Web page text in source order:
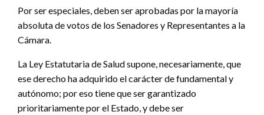
Por ser especiales, deben ser aprobadas por la mayoría
absoluta de votos de los Senadores y Representantes a la
Cámara.
La Ley Estatutaria de Salud supone, necesariamente, que
ese derecho ha adquirido el carácter de fundamental y
autónomo; por eso tiene que ser garantizado
prioritariamente por el Estado, y debe ser